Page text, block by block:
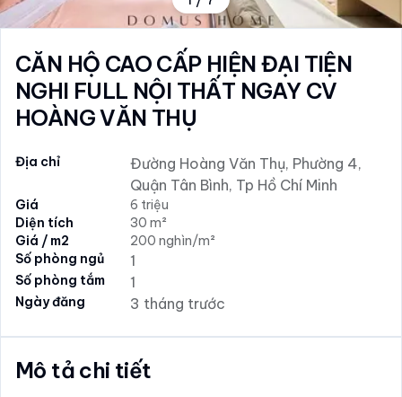
CĂN HỘ CAO CẤP HIỆN ĐẠI TIỆN
NGHI FULL NỘI THẤT NGAY CV
HOÀNG VĂN THỤ
Địa chỉ
Đường Hoàng Văn Thụ, Phường 4,
Quận Tân Bình, Tp Hồ Chí Minh
Giá
6 triệu
Diện tích
30 m²
Giá / m2
200 nghìn/m²
Số phòng ngủ
1
Số phòng tắm 1
Ngày đăng 3 tháng trước
Mô tả chi tiết